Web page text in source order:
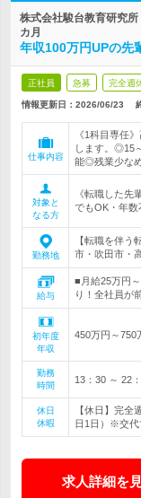
株式会社駿台教育研究
カ月
年収100万円UPの先
正社員 急募 完全週
情報更新日：2026/06/23
仕事内容
《1科目専任
します。◎15
能◎残業少な
対象と
なる方
《転職した
でもOK・年
勤務地
【転職を伴う
市・吹田市・
給与
■月給25万円
り！全社員が
初年度
年収
450万円～750
勤務
時間
13：30 ～ 22
休日
休暇
【休日】完全
日1日）※交代
求人詳細を